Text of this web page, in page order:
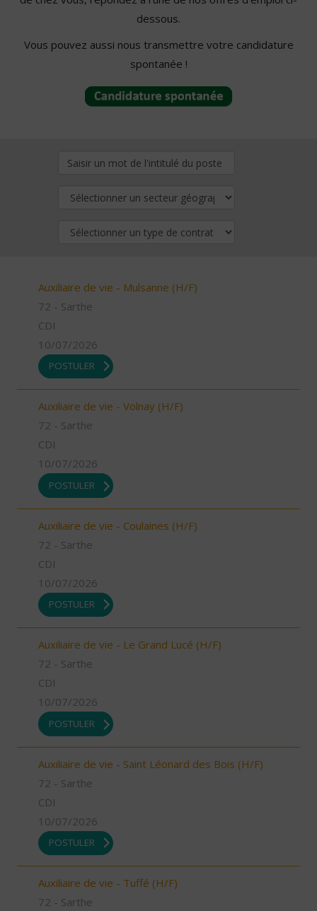
dessous.
Vous pouvez aussi nous transmettre votre candidature
spontanée !
Auxiliaire de vie - Mulsanne (H/F)
72 - Sarthe
CDI
10/07/2026
POSTULER
Auxiliaire de vie - Volnay (H/F)
72 - Sarthe
CDI
10/07/2026
POSTULER
Auxiliaire de vie - Coulaines (H/F)
72 - Sarthe
CDI
10/07/2026
POSTULER
Auxiliaire de vie - Le Grand Lucé (H/F)
72 - Sarthe
CDI
10/07/2026
POSTULER
Auxiliaire de vie - Saint Léonard des Bois (H/F)
72 - Sarthe
CDI
10/07/2026
POSTULER
Auxiliaire de vie - Tuffé (H/F)
72 - Sarthe